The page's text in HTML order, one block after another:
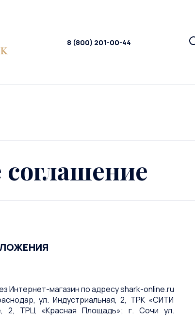
8 (800) 201-00-44
соглашение
Интернет-магазин по адресу shark-online.ru
ул. Индустриальная, 2, ТРК «СИТИ
2, ТРЦ «Красная Площадь»; г. Сочи ул.